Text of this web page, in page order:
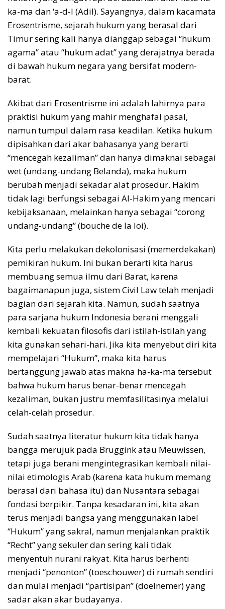
ka-ma dan ‘a-d-l (Adil). Sayangnya, dalam kacamata
Erosentrisme, sejarah hukum yang berasal dari
Timur sering kali hanya dianggap sebagai “hukum
agama” atau “hukum adat” yang derajatnya berada
di bawah hukum negara yang bersifat modern-
barat.
Akibat dari Erosentrisme ini adalah lahirnya para
praktisi hukum yang mahir menghafal pasal,
namun tumpul dalam rasa keadilan. Ketika hukum
dipisahkan dari akar bahasanya yang berarti
“mencegah kezaliman” dan hanya dimaknai sebagai
wet (undang-undang Belanda), maka hukum
berubah menjadi sekadar alat prosedur. Hakim
tidak lagi berfungsi sebagai Al-Hakim yang mencari
kebijaksanaan, melainkan hanya sebagai “corong
undang-undang” (bouche de la loi).
Kita perlu melakukan dekolonisasi (memerdekakan)
pemikiran hukum. Ini bukan berarti kita harus
membuang semua ilmu dari Barat, karena
bagaimanapun juga, sistem Civil Law telah menjadi
bagian dari sejarah kita. Namun, sudah saatnya
para sarjana hukum Indonesia berani menggali
kembali kekuatan filosofis dari istilah-istilah yang
kita gunakan sehari-hari. Jika kita menyebut diri kita
mempelajari “Hukum”, maka kita harus
bertanggung jawab atas makna ha-ka-ma tersebut
bahwa hukum harus benar-benar mencegah
kezaliman, bukan justru memfasilitasinya melalui
celah-celah prosedur.
Sudah saatnya literatur hukum kita tidak hanya
bangga merujuk pada Bruggink atau Meuwissen,
tetapi juga berani mengintegrasikan kembali nilai-
nilai etimologis Arab (karena kata hukum memang
berasal dari bahasa itu) dan Nusantara sebagai
fondasi berpikir. Tanpa kesadaran ini, kita akan
terus menjadi bangsa yang menggunakan label
“Hukum” yang sakral, namun menjalankan praktik
“Recht” yang sekuler dan sering kali tidak
menyentuh nurani rakyat. Kita harus berhenti
menjadi “penonton” (toeschouwer) di rumah sendiri
dan mulai menjadi “partisipan” (doelnemer) yang
sadar akan akar budayanya.